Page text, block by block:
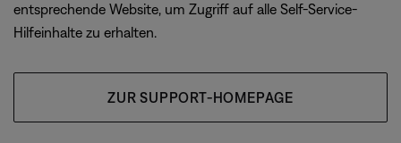
entsprechende Website, um Zugriff auf alle Self-Service-
Hilfeinhalte zu erhalten.
ZUR SUPPORT-HOMEPAGE